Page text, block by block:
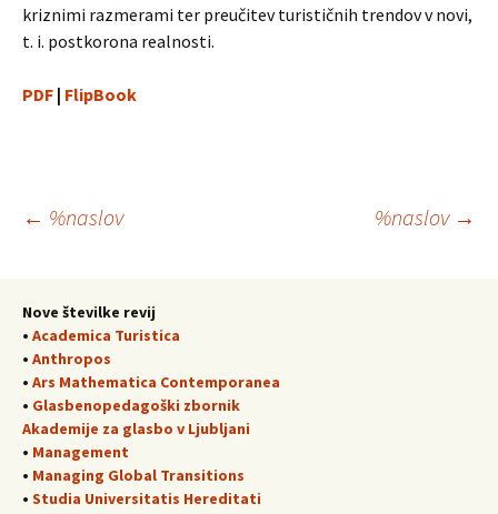
kriznimi razmerami ter preučitev turističnih trendov v novi,
t. i. postkorona realnosti.
PDF | FlipBook
Krmarjenje
po
prispevkih
← %naslov %naslov →
Nove številke revij
• Academica Turistica
• Anthropos
• Ars Mathematica Contemporanea
• Glasbenopedagoški zbornik
Akademije za glasbo v Ljubljani
• Management
• Managing Global Transitions
• Studia Universitatis Hereditati